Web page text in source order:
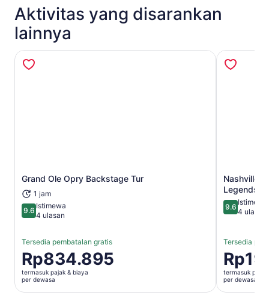
Aktivitas yang disarankan
lainnya
Grand Ole Opry Backstage Tur
1 jam
9.69.6 dari 10
Istimewa
4 ulasan
Tersedia pembatalan gratis
Harga
Rp834.895
per
dewasa
Rp834.895
termasuk pajak & biaya
per dewasa
Buka di tab baru
Nashville:
Legends
9.69.6 dari 10
Istimewa
4 ulasan
Tersedia
Harga
per
dewasa
termasuk pajak
per dewasa